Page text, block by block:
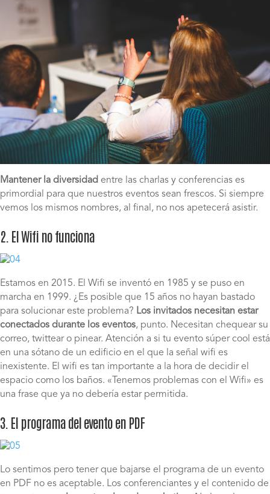
Mantener la diversidad entre las charlas y conferencias es
primordial para que nuestros eventos sean frescos. Si siempre
vemos los mismos nombres, al final, no nos apetecerá asistir.
2. El Wifi no funciona
Estamos en 2015. El Wifi se inventó en 1985 y se puso en
marcha en 1999. ¿Es posible que 15 años no hayan bastado
para solucionar este problema? Los invitados necesitan estar
conectados durante los eventos, punto. Necesitan chequear su
correo, twittear o pinear. Atención a si tu evento súper cool está
en una sótano de un edificio en el que la señal wifi es
inexistente. El wifi es tan importante a la hora de decidir el
espacio como los baños. «Tenemos problemas con el Wifi» es
una frase que ya no debería estar permitida.
3. El programa del evento en PDF
Lo sentimos pero tener que bajarse el programa de un evento
en PDF no es aceptable. Los conferenciantes y el contenido de